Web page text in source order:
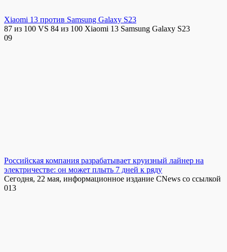
Xiaomi 13 против Samsung Galaxy S23
87 из 100 VS 84 из 100 Xiaomi 13 Samsung Galaxy S23
09
Российская компания разрабатывает круизный лайнер на
электричестве: он может плыть 7 дней к ряду
Сегодня, 22 мая, информационное издание CNews со ссылкой
013